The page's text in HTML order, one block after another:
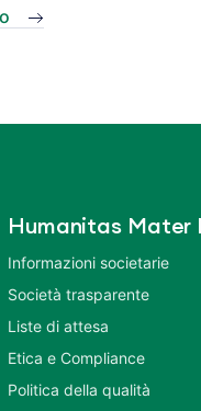
Humanitas Mater
Informazioni societarie
Società trasparente
Liste di attesa
Etica e Compliance
Politica della qualità